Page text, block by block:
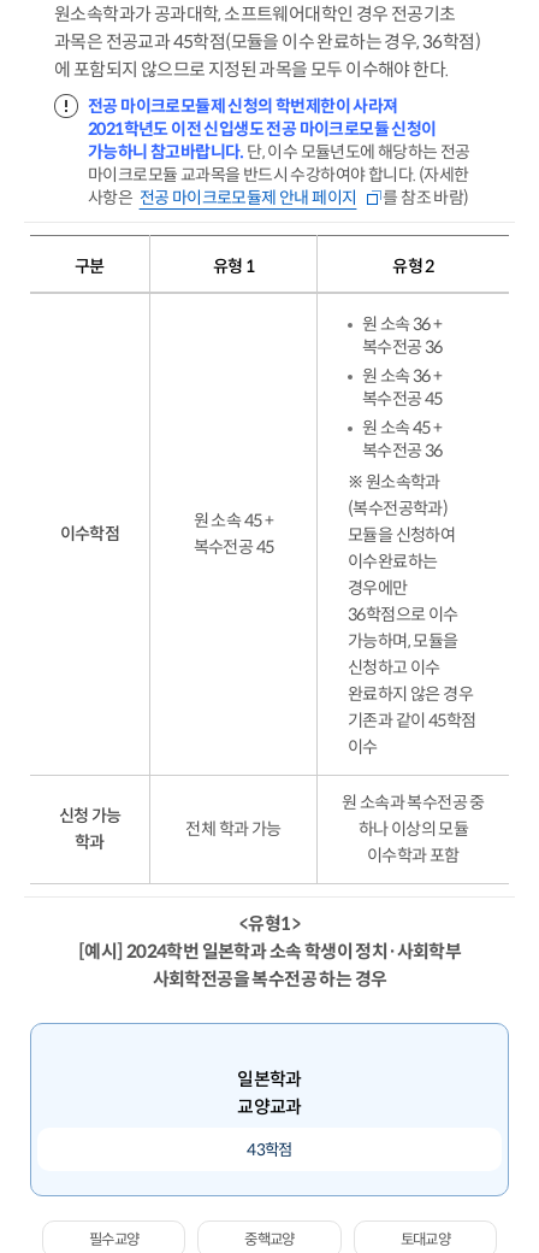
원소속학과가 공과대학, 소프트웨어대학인 경우 전공기초
과목은 전공교과 45학점(모듈을 이수 완료하는 경우, 36학점)
에 포함되지 않으므로 지정된 과목을 모두 이수해야 한다.
전공 마이크로모듈제 신청의 학번제한이 사라져
2021학년도 이전 신입생도 전공 마이크로모듈 신청이
가능하니 참고바랍니다. 단, 이수 모듈년도에 해당하는 전공
마이크로모듈 교과목을 반드시 수강하여야 합니다. (자세한
사항은 전공 마이크로모듈제 안내 페이지 를 참조 바람)
구분 유형 1 유형 2
이수학점
원 소속 45 +
복수전공 45
원 소속 36 +
복수전공 36
원 소속 36 +
복수전공 45
원 소속 45 +
복수전공 36
※ 원소속학과
(복수전공학과)
모듈을 신청하여
이수완료하는
경우에만
36학점으로 이수
가능하며, 모듈을
신청하고 이수
완료하지 않은 경우
기존과 같이 45학점
이수
신청 가능
학과
전체 학과 가능
원 소속과 복수전공 중
하나 이상의 모듈
이수학과 포함
<유형1>
[예시] 2024학번 일본학과 소속 학생이 정치·사회학부
사회학전공을 복수전공 하는 경우
일본학과
교양교과
43학점
필수교양 중핵교양 토대교양